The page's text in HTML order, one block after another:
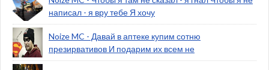
написал - я вру тебе Я хочу
Noize MC - Давай в аптеке купим сотню
презирвативов И подарим их всем не